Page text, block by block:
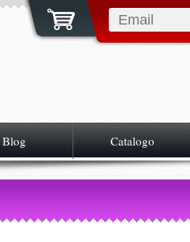
Blog Catalogo